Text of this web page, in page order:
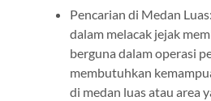
Pencarian di Medan
dalam melacak jejak
berguna dalam operasi
membutuhkan
di medan luas atau area